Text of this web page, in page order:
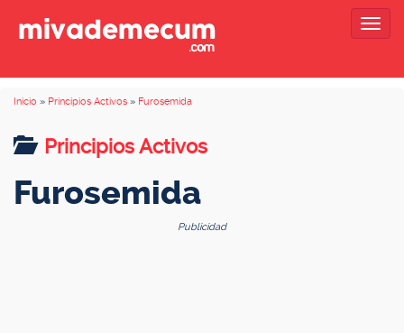
Inicio » Principios Activos » Furosemida
Principios Activos
Furosemida
Publicidad